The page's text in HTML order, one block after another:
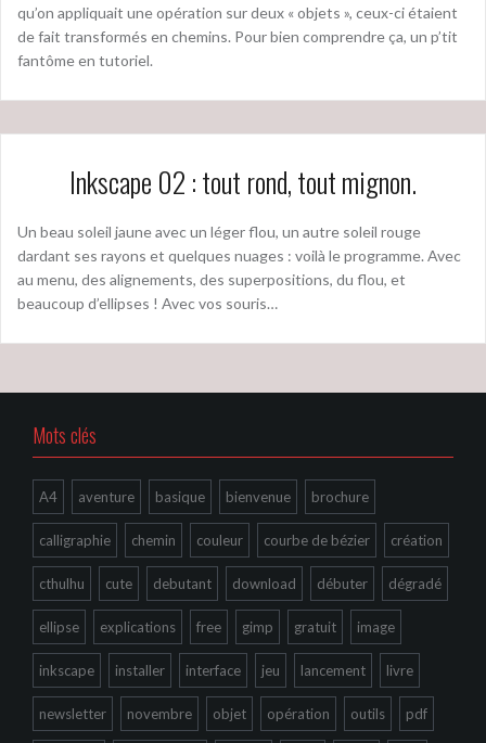
qu’on appliquait une opération sur deux « objets », ceux-ci étaient
de fait transformés en chemins. Pour bien comprendre ça, un p’tit
fantôme en tutoriel.
Inkscape 02 : tout rond, tout mignon.
Un beau soleil jaune avec un léger flou, un autre soleil rouge
dardant ses rayons et quelques nuages : voilà le programme. Avec
au menu, des alignements, des superpositions, du flou, et
beaucoup d’ellipses ! Avec vos souris…
Mots clés
A4 aventure basique bienvenue brochure
calligraphie chemin couleur courbe de bézier création
cthulhu cute debutant download débuter dégradé
ellipse explications free gimp gratuit image
inkscape installer interface jeu lancement livre
newsletter novembre objet opération outils pdf